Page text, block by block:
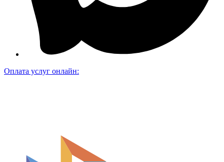
Оплата услуг онлайн: